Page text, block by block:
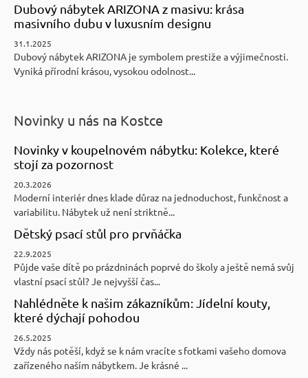
Dubový nábytek ARIZONA z masivu: krása
masivního dubu v luxusním designu
31.1.2025
Dubový nábytek ARIZONA je symbolem prestiže a výjimečnosti.
Vyniká přírodní krásou, vysokou odolnost...
Novinky u nás na Kostce
Novinky v koupelnovém nábytku: Kolekce, které
stojí za pozornost
20.3.2026
Moderní interiér dnes klade důraz na jednoduchost, funkčnost a
variabilitu. Nábytek už není striktně...
Dětský psací stůl pro prvňáčka
22.9.2025
Půjde vaše dítě po prázdninách poprvé do školy a ještě nemá svůj
vlastní psací stůl? Je nejvyšší čas...
Nahlédněte k našim zákazníkům: Jídelní kouty,
které dýchají pohodou
26.5.2025
Vždy nás potěší, když se k nám vracíte s fotkami vašeho domova
zařízeného naším nábytkem. Je krásné ...